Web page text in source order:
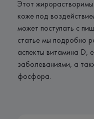
Этот
коже под
может поступать с
статье мы подробно
аспекты витамина D,
заболеваниями, а
фосфора.